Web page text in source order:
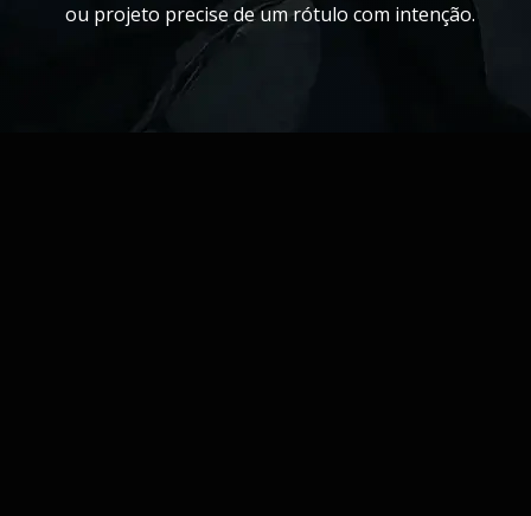
ou projeto precise de um rótulo com intenção.